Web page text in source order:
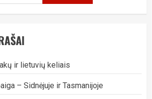
ir lietuvių keliais
– Sidnėjuje ir Tasmanijoje